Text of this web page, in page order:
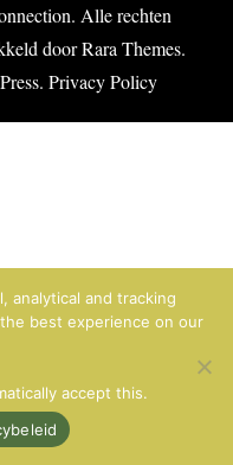
. Alle rechten
doorRara Themes.
. Privacy Policy
analytical and tracking
best experience on our
accept this.